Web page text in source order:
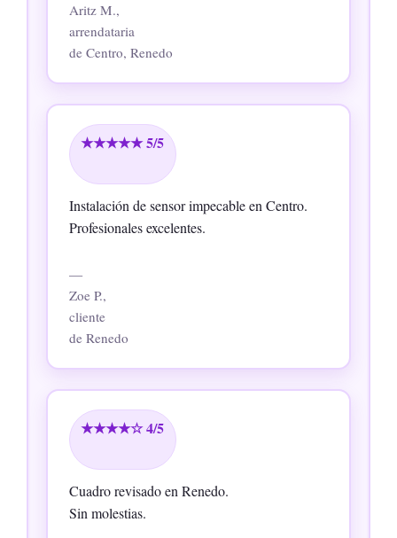
Aritz M.,
arrendataria
de Centro, Renedo
★★★★★ 5/5
Instalación de sensor impecable en Centro.
Profesionales excelentes.
—
Zoe P.,
cliente
de Renedo
★★★★☆ 4/5
Cuadro revisado en Renedo.
Sin molestias.